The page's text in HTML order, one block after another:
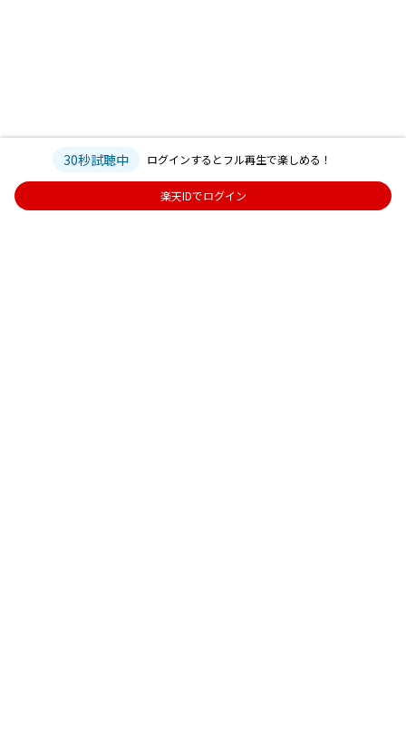
30秒試聴中 ログインするとフル再生で楽しめる！
楽天IDでログイン